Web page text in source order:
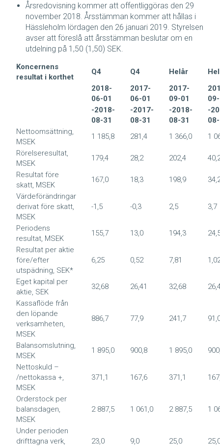
Årsredovisning kommer att offentliggöras den 29
november 2018. Årsstämman kommer att hållas i
Hässleholm lördagen den 26 januari 2019. Styrelsen
avser att föreslå att årsstämman beslutar om en
utdelning på 1,50 (1,50) SEK.
Koncernens
resultat i korthet
Q4 Q4 Helår
2018-
06-01
2017-
06-01
2017-
09-01
-2018-
08-31
-2017-
08-31
-2018-
08-31
-
Nettoomsättning,
MSEK
1 185,8 281,4 1 366,0
1
Rörelseresultat,
MSEK
179,4 28,2 202,4
Resultat före
skatt, MSEK
167,0 18,3 198,9
Värdeförändringar
derivat före skatt,
MSEK
-1,5 -0,3 2,5 3,7
Periodens
resultat, MSEK
155,7 13,0 194,3
Resultat per aktie
före/efter
utspädning, SEK*
6,25 0,52 7,81
Eget kapital per
aktie, SEK
32,68 26,41 32,68
Kassaflöde från
den löpande
verksamheten,
MSEK
886,7 77,9 241,7
Balansomslutning,
MSEK
1 895,0 900,8 1 895,0
Nettoskuld –
/nettokassa +,
MSEK
371,1 167,6 371,1
Orderstock per
balansdagen,
MSEK
2 887,5 1 061,0 2 887,5 1
Under perioden
drifttagna verk,
23,0 9,0 25,0